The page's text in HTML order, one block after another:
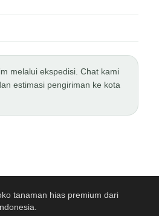
melalui ekspedisi. Chat kami
estimasi pengiriman ke kota
tanaman hias premium dari